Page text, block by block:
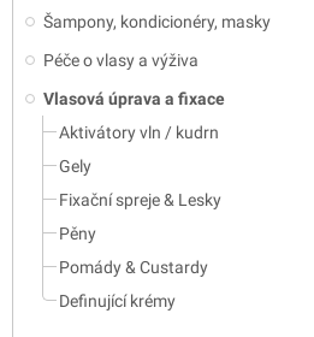
Šampony, kondicionéry, masky
Péče o vlasy a výživa
Vlasová úprava a fixace
Aktivátory vln / kudrn
Gely
Fixační spreje & Lesky
Pěny
Pomády & Custardy
Definující krémy